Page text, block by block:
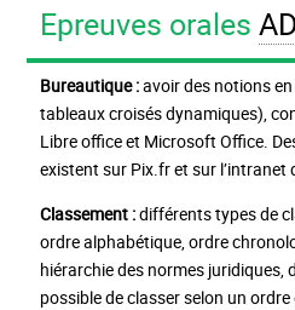
Epreuves orales
Bureautique :avoir des notions
tableaux croisés dynamiques),
Libre office et Microsoft Office.
existent sur Pix.fr et sur l’intranet
Classement :différents types de
ordre alphabétique, ordre
hiérarchie des normes juridiques,
possible de classer selon un